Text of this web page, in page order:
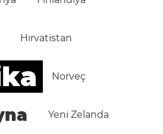
Hırvatistan
Norveç
Yeni Zelanda